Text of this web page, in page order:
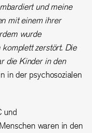
und meine
mit einem ihrer
wurde
zerstört. Die
die Kinder in den
in der psychosozialen
und
waren in den